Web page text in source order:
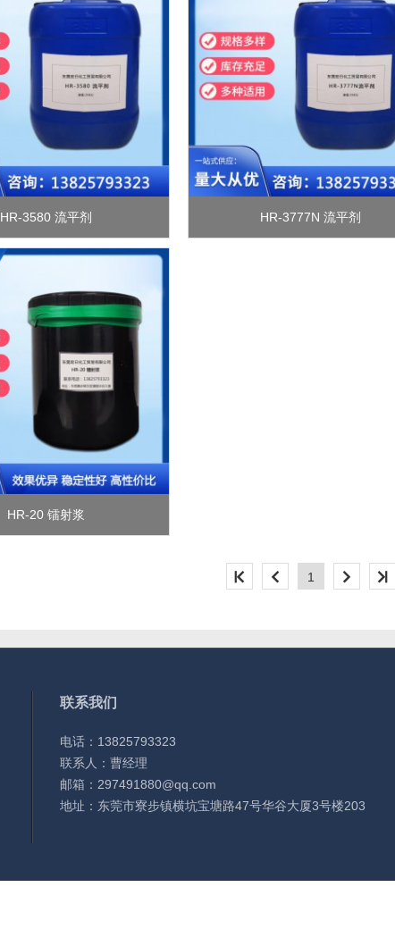
HR-3580 流平剂 HR-3777N 流平剂
HR-20 镭射浆
1
联系我们
电话：13825793323
联系人：曹经理
邮箱：297491880@qq.com
地址：东莞市寮步镇横坑宝塘路47号华谷大厦3号楼203